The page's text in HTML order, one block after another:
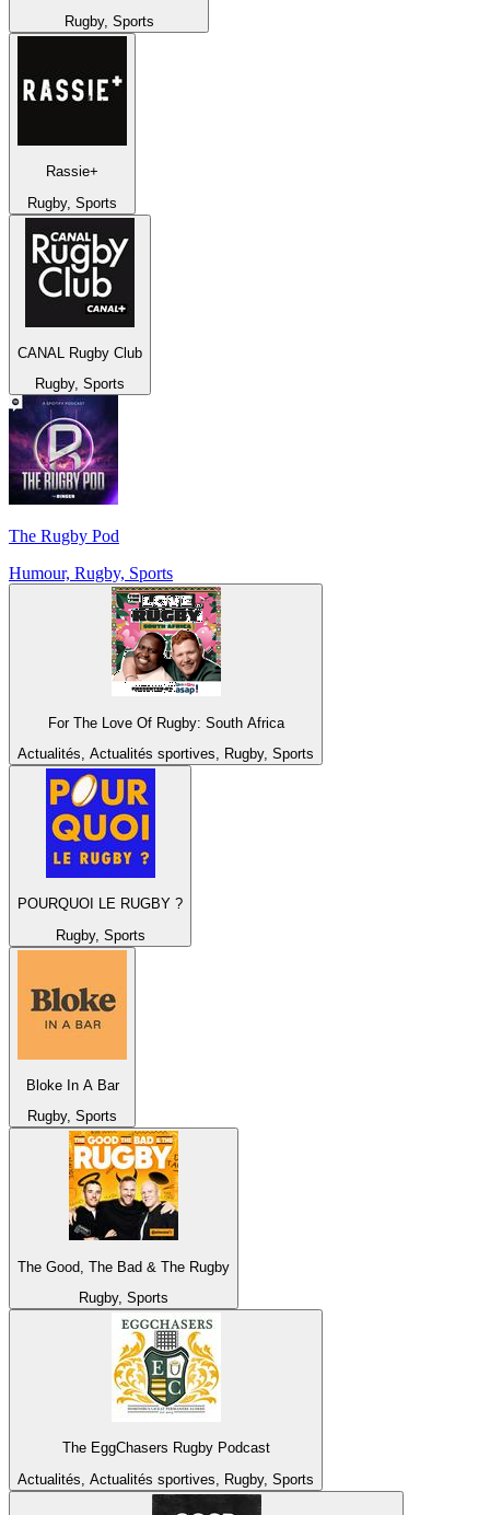
Rugby, Sports
Rassie+
Rugby, Sports
CANAL Rugby Club
Rugby, Sports
The Rugby Pod
Humour, Rugby, Sports
For The Love Of Rugby: South Africa
Actualités, Actualités sportives, Rugby, Sports
POURQUOI LE RUGBY ?
Rugby, Sports
Bloke In A Bar
Rugby, Sports
The Good, The Bad & The Rugby
Rugby, Sports
The EggChasers Rugby Podcast
Actualités, Actualités sportives, Rugby, Sports